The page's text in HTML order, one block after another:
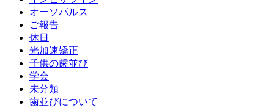
オーソパルス
ご報告
休日
光加速矯正
子供の歯並び
学会
未分類
歯並びについて